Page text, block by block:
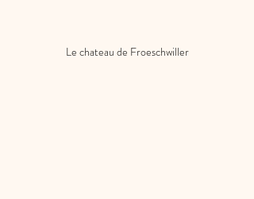
Le chateau de Froeschwiller